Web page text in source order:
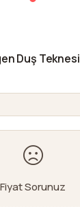
Duş Teknesi
Fiyat Sorunuz